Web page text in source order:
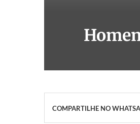
COMPARTILHE NO